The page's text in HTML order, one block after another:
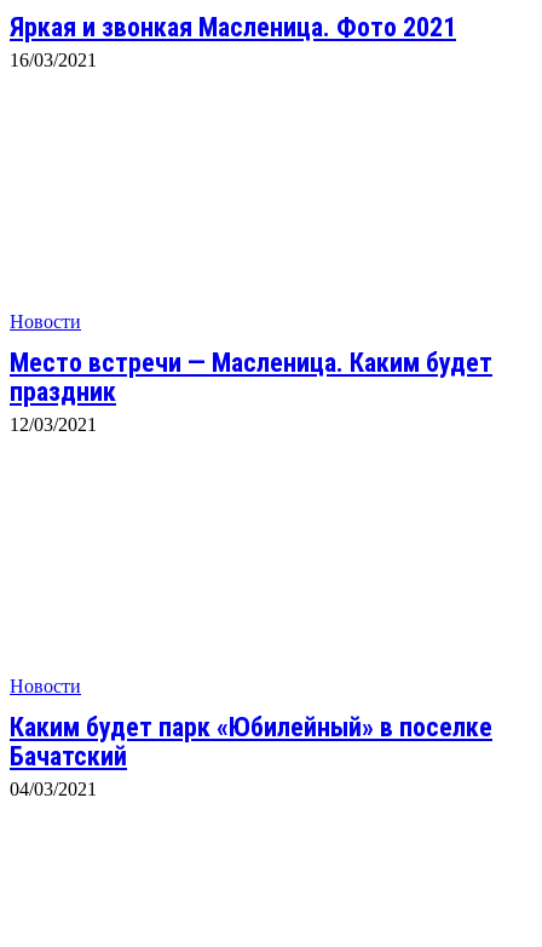
Яркая и звонкая Масленица. Фото 2021
16/03/2021
Новости
Место встречи — Масленица. Каким будет
праздник
12/03/2021
Новости
Каким будет парк «Юбилейный» в поселке
Бачатский
04/03/2021